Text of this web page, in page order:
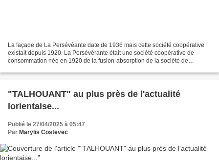
La façade de La Persévéante date de 1936 mais cette société coopérative
existait depuis 1920. La Persévérante était une société coopérative de
consommation née en 1920 de la fusion-absorption de la société de
"TALHOUANT" au plus près de l'actualité
lorientaise...
Publié le 27/04/2025 à 05:47
Par Marylis Costevec